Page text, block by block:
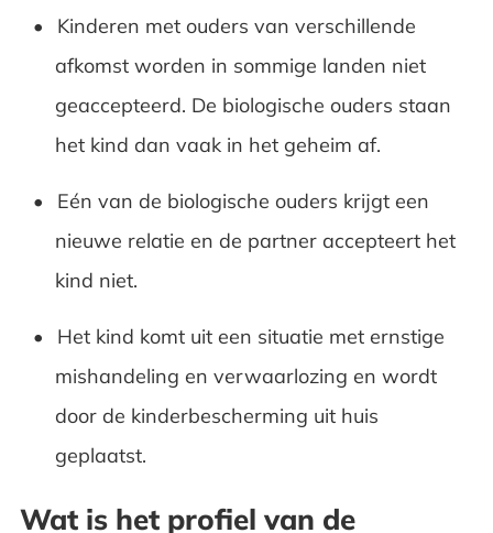
Kinderen met ouders van verschillende
afkomst worden in sommige landen niet
geaccepteerd. De biologische ouders staan
het kind dan vaak in het geheim af.
Eén van de biologische ouders krijgt een
nieuwe relatie en de partner accepteert het
kind niet.
Het kind komt uit een situatie met ernstige
mishandeling en verwaarlozing en wordt
door de kinderbescherming uit huis
geplaatst.
Wat is het profiel van de